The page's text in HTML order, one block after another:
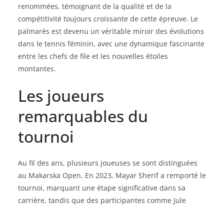
renommées, témoignant de la qualité et de la
compétitivité toujours croissante de cette épreuve. Le
palmarès est devenu un véritable miroir des évolutions
dans le tennis féminin, avec une dynamique fascinante
entre les chefs de file et les nouvelles étoiles
montantes.
Les joueurs
remarquables du
tournoi
Au fil des ans, plusieurs joueuses se sont distinguées
au Makarska Open. En 2023, Mayar Sherif a remporté le
tournoi, marquant une étape significative dans sa
carrière, tandis que des participantes comme Jule